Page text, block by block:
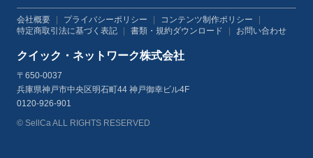
会社概要 プライバシーポリシー コンテンツ制作ポリシー
特定商取引法に基づく表記
書類・規約ダウンロード お問い合わせ
クイック・ネットワーク株式会社
〒650-0037
兵庫県神戸市中央区明石町44 神戸御幸ビル4F
0120-926-901
© SellCa ALL RIGHTS RESERVED